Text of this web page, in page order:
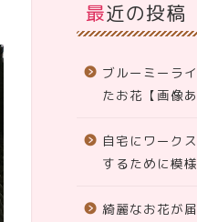
最近の投稿
ブルーミーラ
たお花【画像あ
自宅にワーク
するために模
綺麗なお花が